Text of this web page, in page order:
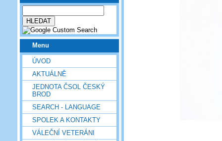
Menu
ÚVOD
AKTUÁLNĚ
JEDNOTA ČSOL ČESKÝ
BROD
SEARCH - LANGUAGE
SPOLEK A KONTAKTY
VÁLEČNÍ VETERÁNI